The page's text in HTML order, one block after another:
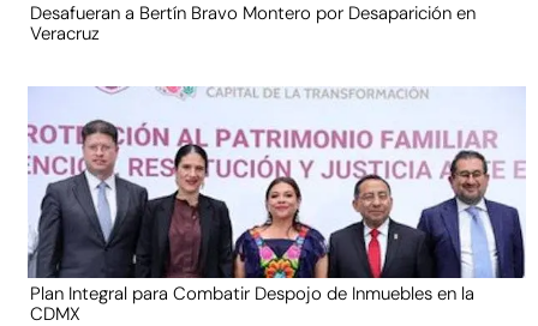
Desafueran a Bertín Bravo Montero por Desaparición en
Veracruz
Plan Integral para Combatir Despojo de Inmuebles en la
CDMX